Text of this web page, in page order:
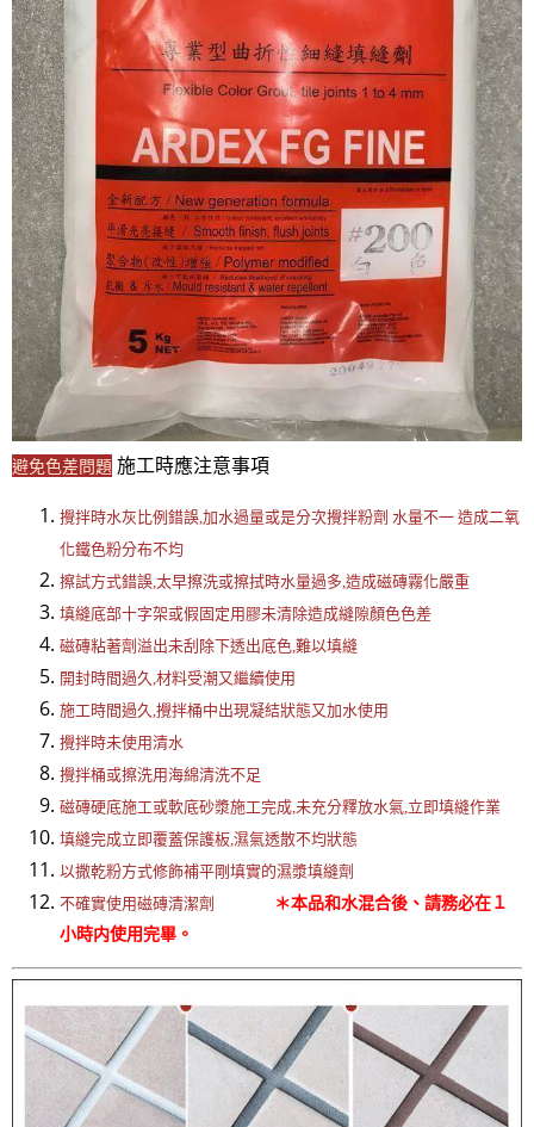
避免色差問題 施工時應注意事項
攪拌時水灰比例錯誤,加水過量或是分次攪拌粉劑 水量不一 造成二氧
化鐵色粉分布不均
擦試方式錯誤,太早擦洗或擦拭時水量過多,造成磁磚霧化嚴重
填縫底部十字架或假固定用膠未清除造成縫隙顏色色差
磁磚粘著劑溢出未刮除下透出底色,難以填縫
開封時間過久,材料受潮又繼續使用
施工時間過久,攪拌桶中出現凝結狀態又加水使用
攪拌時未使用清水
攪拌桶或擦洗用海綿清洗不足
磁磚硬底施工或軟底砂漿施工完成,未充分釋放水氣,立即填縫作業
填縫完成立即覆蓋保護板,濕氣透散不均狀態
以撒乾粉方式修飾補平剛填實的濕漿填縫劑
不確實使用磁磚清潔劑
＊本品和水混合後、請務必在１
小時内使用完畢。